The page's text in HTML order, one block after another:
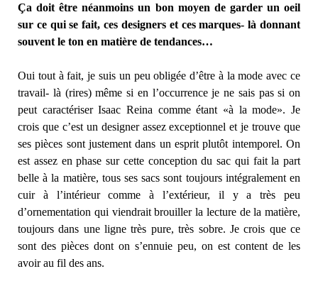
Ça doit être néanmoins un bon moyen de garder un oeil
sur ce qui se fait, ces designers et ces marques- là donnant
souvent le ton en matière de tendances…
Oui tout à fait, je suis un peu obligée d’être à la mode avec ce
travail- là (rires) même si en l’occurrence je ne sais pas si on
peut caractériser Isaac Reina comme étant «à la mode». Je
crois que c’est un designer assez exceptionnel et je trouve que
ses pièces sont justement dans un esprit plutôt intemporel. On
est assez en phase sur cette conception du sac qui fait la part
belle à la matière, tous ses sacs sont toujours intégralement en
cuir à l’intérieur comme à l’extérieur, il y a très peu
d’ornementation qui viendrait brouiller la lecture de la matière,
toujours dans une ligne très pure, très sobre. Je crois que ce
sont des pièces dont on s’ennuie peu, on est content de les
avoir au fil des ans.